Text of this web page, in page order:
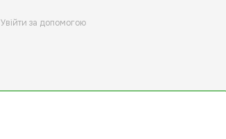
Увійти за допомогою